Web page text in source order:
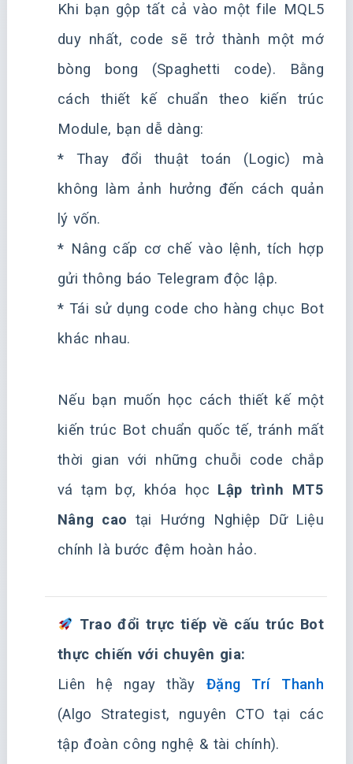
Khi bạn gộp tất cả vào một file MQL5
duy nhất, code sẽ trở thành một mớ
bòng bong (Spaghetti code). Bằng
cách thiết kế chuẩn theo kiến trúc
Module, bạn dễ dàng:
* Thay đổi thuật toán (Logic) mà
không làm ảnh hưởng đến cách quản
lý vốn.
* Nâng cấp cơ chế vào lệnh, tích hợp
gửi thông báo Telegram độc lập.
* Tái sử dụng code cho hàng chục Bot
khác nhau.
Nếu bạn muốn học cách thiết kế một
kiến trúc Bot chuẩn quốc tế, tránh mất
thời gian với những chuỗi code chắp
vá tạm bợ, khóa học Lập trình MT5
Nâng cao tại Hướng Nghiệp Dữ Liệu
chính là bước đệm hoàn hảo.
Trao đổi trực tiếp về cấu trúc Bot
thực chiến với chuyên gia:
Liên hệ ngay thầy Đặng Trí Thanh
(Algo Strategist, nguyên CTO tại các
tập đoàn công nghệ & tài chính).